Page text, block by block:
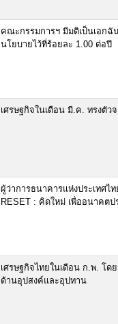
คณะกรรมการฯ มีมติเป็นเอกฉั
นโยบายไว้ที่ร้อยละ 1.00 ต่อปี
เศรษฐกิจในเดือน มี.ค. ทรงตัว
ผู้ว่าการธนาคารแห่งประเทศไ
RESET : คิดใหม่ เพื่ออนาคตป
เศรษฐกิจไทยในเดือน ก.พ. โ
ด้านอุปสงค์และอุปทาน